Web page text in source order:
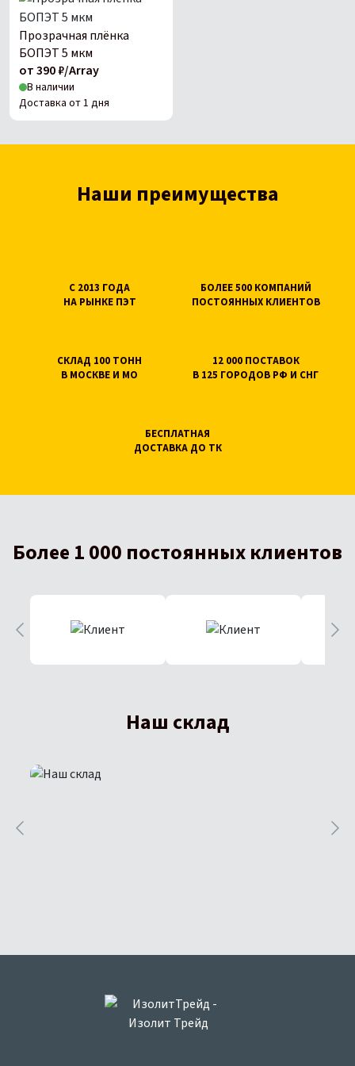
Прозрачная плёнка
БОПЭТ 5 мкм
от 390 ₽/Array
В наличии
Доставка от 1 дня
Наши преимущества
С 2013 ГОДА
НА РЫНКЕ ПЭТ
БОЛЕЕ 500 КОМПАНИЙ
ПОСТОЯННЫХ КЛИЕНТОВ
СКЛАД 100 ТОНН
В МОСКВЕ И МО
12 000 ПОСТАВОК
В 125 ГОРОДОВ РФ И СНГ
БЕСПЛАТНАЯ
ДОСТАВКА ДО ТК
Более 1 000 постоянных клиентов
Наш склад